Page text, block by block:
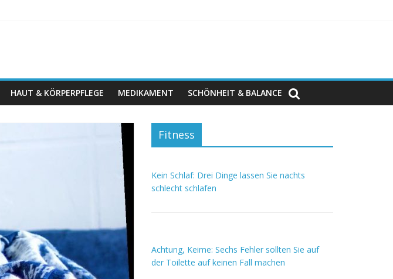
HAUT & KÖRPERPFLEGE MEDIKAMENT SCHÖNHEIT & BALANCE
Fitness
Kein Schlaf: Drei Dinge lassen Sie nachts
schlecht schlafen
Achtung, Keime: Sechs Fehler sollten Sie auf
der Toilette auf keinen Fall machen